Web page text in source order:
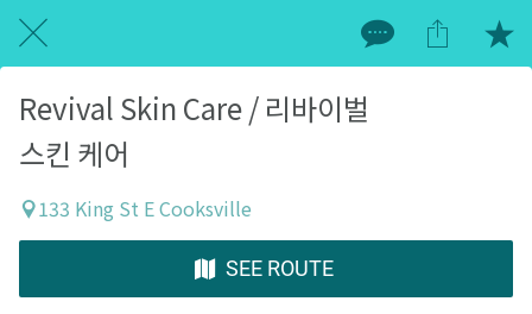
Revival Skin Care / 리바이벌
스킨 케어
133 King St E Cooksville
SEE ROUTE